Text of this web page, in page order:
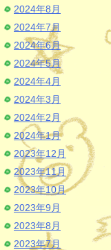
2024年8月
2024年7月
2024年6月
2024年5月
2024年4月
2024年3月
2024年2月
2024年1月
2023年12月
2023年11月
2023年10月
2023年9月
2023年8月
2023年7月